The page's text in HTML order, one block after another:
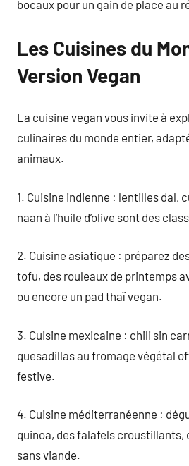
bocaux pour un gain de place au
Les Cuisines du
Version Vegan
La cuisine vegan vous invite à
culinaires du monde entier,
animaux.
1. Cuisine indienne : lentilles dal,
naan à l’huile d’olive sont des
2. Cuisine asiatique : préparez
tofu, des rouleaux de printemps
ou encore un pad thaï vegan.
3. Cuisine mexicaine : chili sin
quesadillas au fromage végétal
festive.
4. Cuisine méditerranéenne :
quinoa, des falafels croustillants,
sans viande.